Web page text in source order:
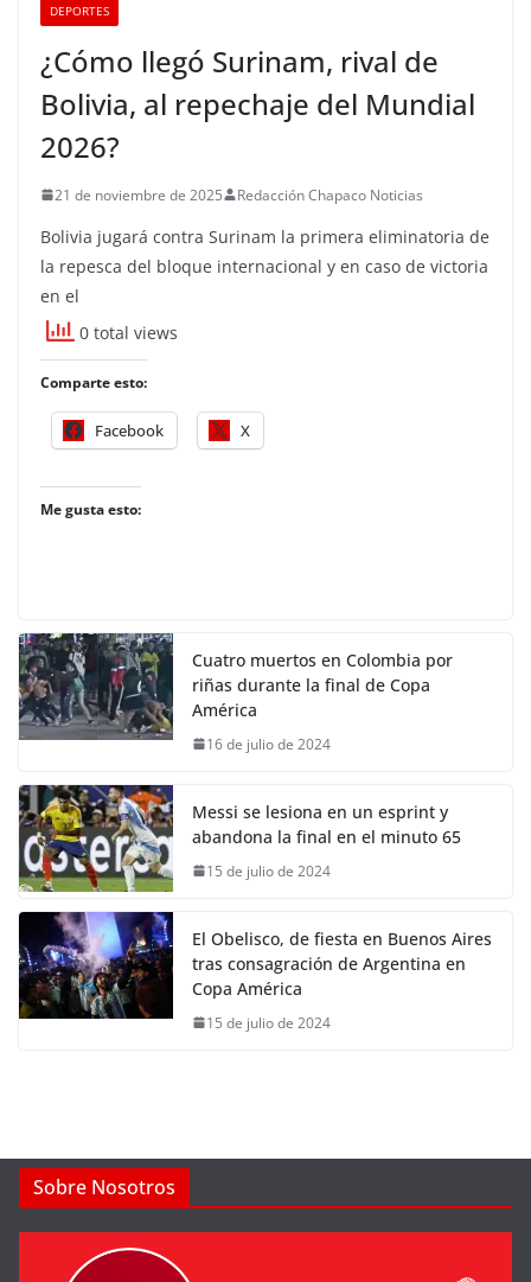
DEPORTES
¿Cómo llegó Surinam, rival de
Bolivia, al repechaje del Mundial
2026?
21 de noviembre de 2025 Redacción Chapaco Noticias
Bolivia jugará contra Surinam la primera eliminatoria de
la repesca del bloque internacional y en caso de victoria
en el
0 total views
Comparte esto:
Facebook X
Me gusta esto:
Cuatro muertos en Colombia por
riñas durante la final de Copa
América
16 de julio de 2024
Messi se lesiona en un esprint y
abandona la final en el minuto 65
15 de julio de 2024
El Obelisco, de fiesta en Buenos Aires
tras consagración de Argentina en
Copa América
15 de julio de 2024
Sobre Nosotros